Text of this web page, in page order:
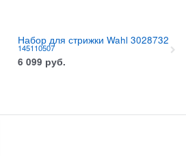
Набор для стрижки Wahl 3028732
145110507
6 099 руб.